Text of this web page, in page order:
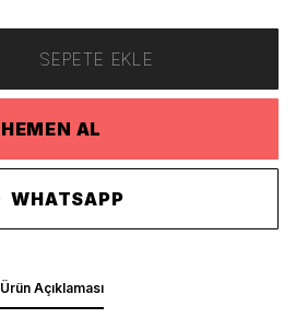
SEPETE EKLE
HEMEN AL
WHATSAPP
Ürün Açıklaması